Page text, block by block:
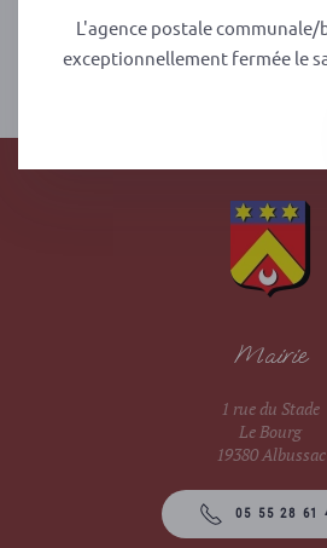
PRÉCÉDENT
Mairie
1 rue du Stade
Le Bourg
19380 Albussac
05 55 28 61
L'agence postale
exceptionnellement fermée le